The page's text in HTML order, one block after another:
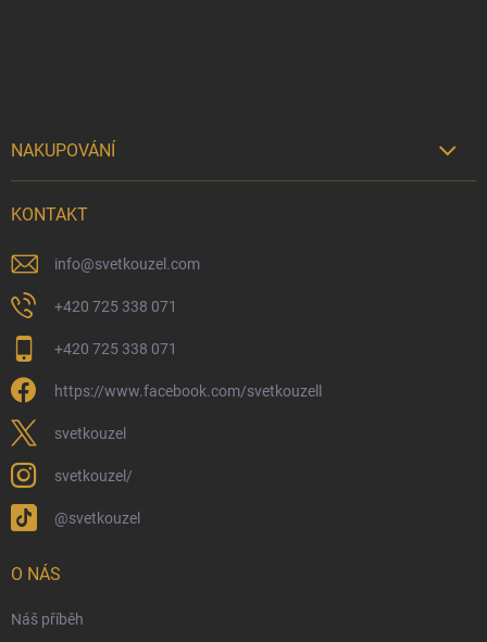
NAKUPOVÁNÍ 
Kamenný obchod
Dárkový rádce 🎁
Reklamace a vrácení zboží
Věrnostní program
Velkoobchod
Ekologické balení objednávek
Podmínky ochrany osobních údajů
Ochranné známky a autorská práva
KONTAKT
info@svetkouzel.com
+420 725 338 071
+420 725 338 071
https://www.facebook.com/svetkouzell
svetkouzel
svetkouzel/
@svetkouzel
O NÁS
Náš příběh